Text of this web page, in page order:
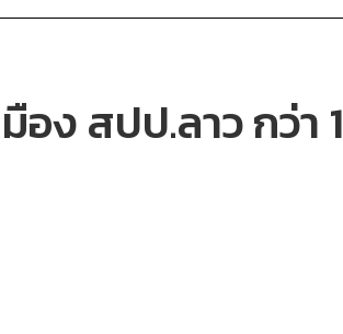
ง สปป.ลาว กว่า 1